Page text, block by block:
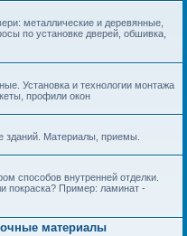
металлические и деревянные,
по установке дверей, обшивка,
Установка и технологии монтажа
профили окон
зданий. Материалы, приемы.
способов внутренней отделки.
покраска? Пример: ламинат -
материалы